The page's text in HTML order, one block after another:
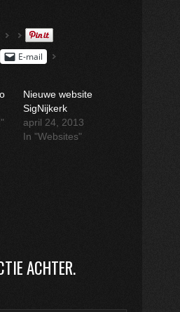
E-mail
Nieuwe website
SigNijkerk
april 24, 2013
In "Websites"
ACHTER.